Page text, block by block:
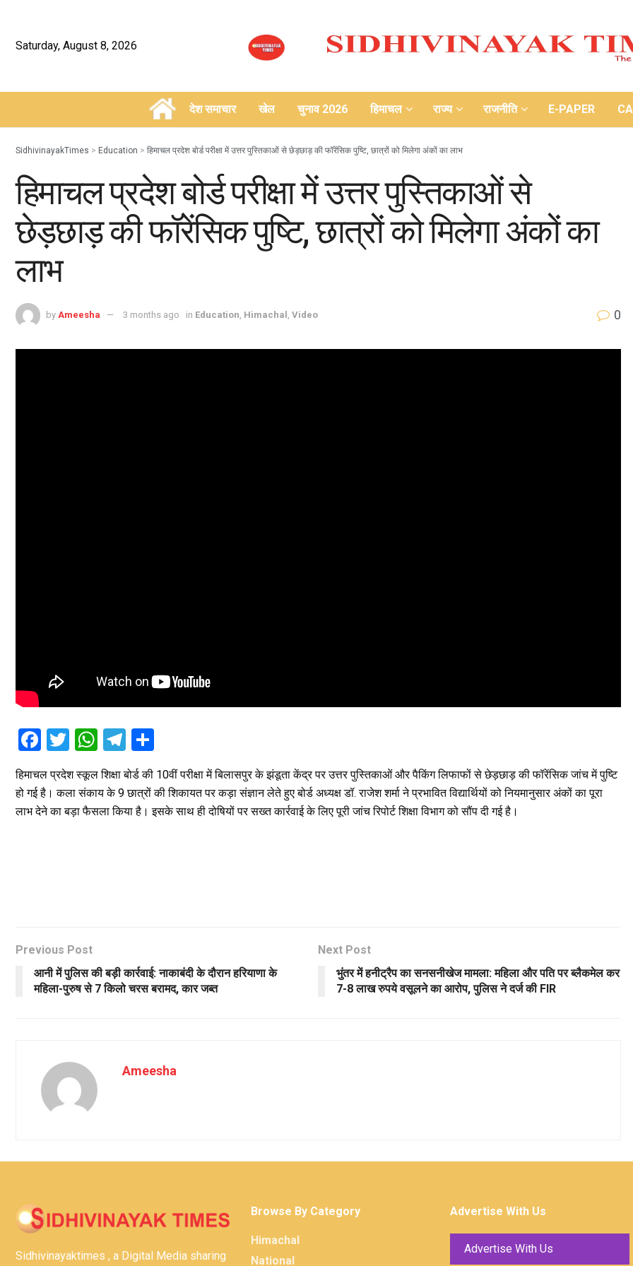
Saturday, August 8, 2026
– देश समाचार खेल चुनाव 2026 हिमाचल राज्य राजनीति E-PAPER
SidhivinayakTimes > Education > हिमाचल प्रदेश बोर्ड परीक्षा में उत्तर पुस्तिकाओं से छेड़छाड़ की फॉरेंसिक पुष्टि, छात्रों को मिलेगा अंकों का लाभ
हिमाचल प्रदेश बोर्ड परीक्षा में उत्तर पुस्तिकाओं से
छेड़छाड़ की फॉरेंसिक पुष्टि, छात्रों को मिलेगा अंकों का
लाभ
by Ameesha 3 months ago in Education, Himachal , Video 0
F
ce
b
T
tt
er
W
h
at
s
T
el
e
gr
ar
e
हिमाचल प्रदेश स्कूल शिक्षा बोर्ड की 10वीं परीक्षा में बिलासपुर के झंडूता केंद्र पर उत्तर पुस्तिकाओं और पैकिंग लिफाफों से छेड़छाड़ की फॉरेंसिक जांच में पुष्टि
हो गई है। कला संकाय के 9 छात्रों की शिकायत पर कड़ा संज्ञान लेते हुए बोर्ड अध्यक्ष डॉ. राजेश शर्मा ने प्रभावित विद्यार्थियों को नियमानुसार अंकों का पूरा
लाभ देने का बड़ा फैसला किया है। इसके साथ ही दोषियों पर सख्त कार्रवाई के लिए पूरी जांच रिपोर्ट शिक्षा विभाग को सौंप दी गई है।
Previous Post
आनी में पुलिस की बड़ी कार्रवाई: नाकाबंदी के दौरान हरियाणा के
महिला-पुरुष से 7 किलो चरस बरामद, कार जब्त
Next Post
भुंतर में हनीट्रैप का सनसनीखेज मामला: महिला और पति पर ब्लैकमेल कर
7-8 लाख रुपये वसूलने का आरोप, पुलिस ने दर्ज की FIR
Ameesha
Sidhivinayaktimes , a Digital Media sharing
Browse By Category
Himachal
National
Advertise With Us
Advertise With Us